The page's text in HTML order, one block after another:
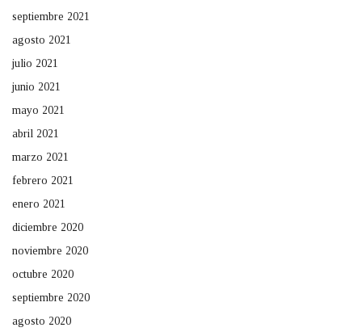
septiembre 2021
agosto 2021
julio 2021
junio 2021
mayo 2021
abril 2021
marzo 2021
febrero 2021
enero 2021
diciembre 2020
noviembre 2020
octubre 2020
septiembre 2020
agosto 2020